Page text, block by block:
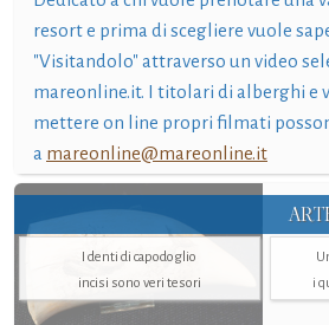
resort e prima di scegliere vuole
"Visitandolo" attraverso un video
mareonline.it. I titolari di alberghi e
mettere on line propri filmati
a mareonline@mareonline.it
I denti di capodoglio
incisi sono veri tesori
i